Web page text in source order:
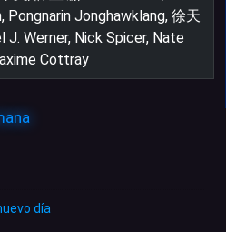
Pongnarin Jonghawklang, 徐天
J. Werner, Nick Spicer, Nate
Cottray
día